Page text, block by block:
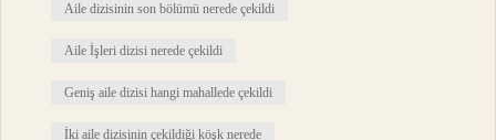
Aile dizisinin son bölümü nerede çekildi
Aile İşleri dizisi nerede çekildi
Geniş aile dizisi hangi mahallede çekildi
İki aile dizisinin çekildiği köşk nerede